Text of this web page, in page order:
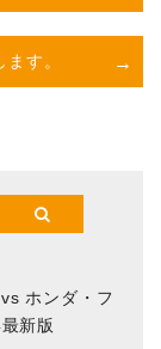
す。
ホンダ・フ
新版